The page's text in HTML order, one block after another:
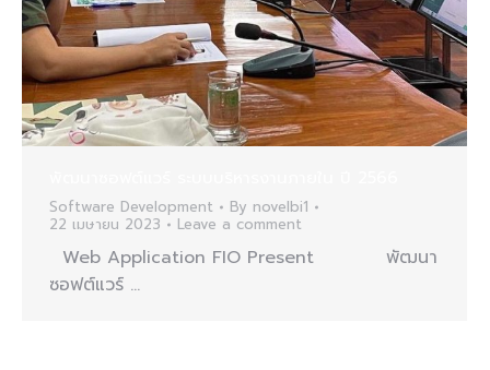
Software Development By novelbi1
22 เมษายน 2023
Leave a comment
Web Application FIO Present พัฒนา
ซอฟต์แวร์ …